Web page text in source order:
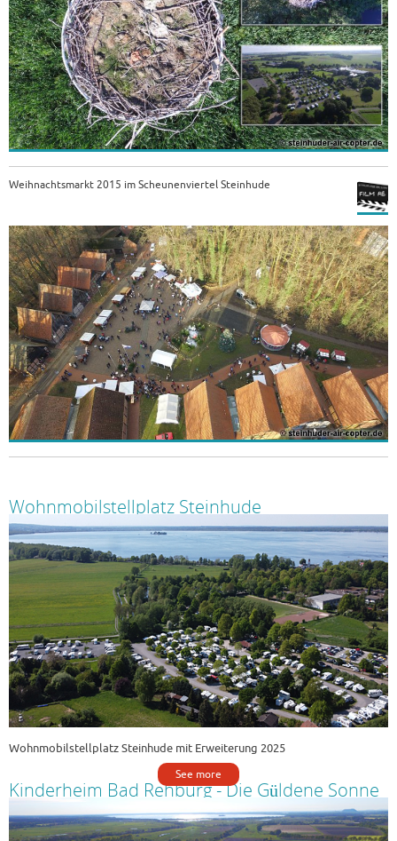
Weihnachtsmarkt 2015 im Scheunenviertel Steinhude
Wohnmobilstellplatz Steinhude
Wohnmobilstellplatz Steinhude mit Erweiterung 2025
See more
Kinderheim Bad Rehburg - Die Güldene Sonne